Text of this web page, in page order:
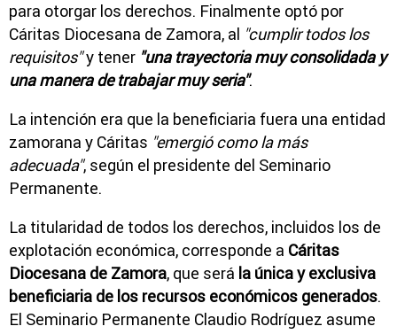
para otorgar los derechos. Finalmente optó por
Cáritas Diocesana de Zamora, al "cumplir todos los
requisitos"y tener "una trayectoria muy consolidada y
una manera de trabajar muy seria".
La intención era que la beneficiaria fuera una entidad
zamorana y Cáritas "emergió como la más
adecuada", según el presidente del Seminario
Permanente.
La titularidad de todos los derechos, incluidos los de
explotación económica, corresponde a Cáritas
Diocesana de Zamora, que será la única y exclusiva
beneficiaria de los recursos económicos generados.
El Seminario Permanente Claudio Rodríguez asume